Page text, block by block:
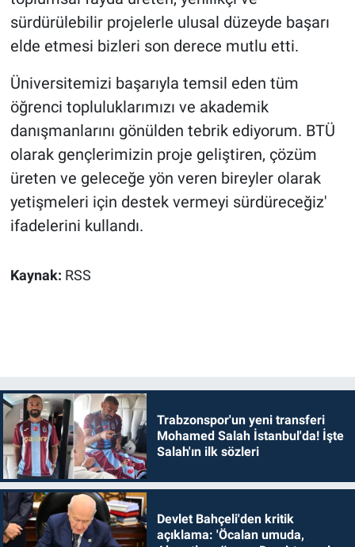
sürdürülebilir projelerle ulusal düzeyde başarı
elde etmesi bizleri son derece mutlu etti.
Üniversitemizi başarıyla temsil eden tüm
öğrenci topluluklarımızı ve akademik
danışmanlarını gönülden tebrik ediyorum. BTÜ
olarak gençlerimizin proje geliştiren, çözüm
üreten ve geleceğe yön veren bireyler olarak
yetişmeleri için destek vermeyi sürdüreceğiz'
ifadelerini kullandı.
Kaynak: RSS
Trabzonspor'un yeni transferi
Mohamed Salah İstanbul'da! İşte
Salah'ın ilk sözleri
Devlet Bahçeli'den kritik
açıklama: 'Öcalan umuda,